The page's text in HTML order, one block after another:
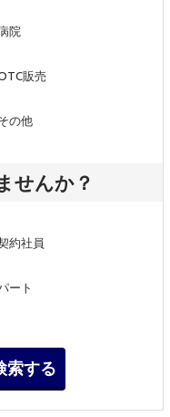
院
販売
の他
せんか？
約社員
ート